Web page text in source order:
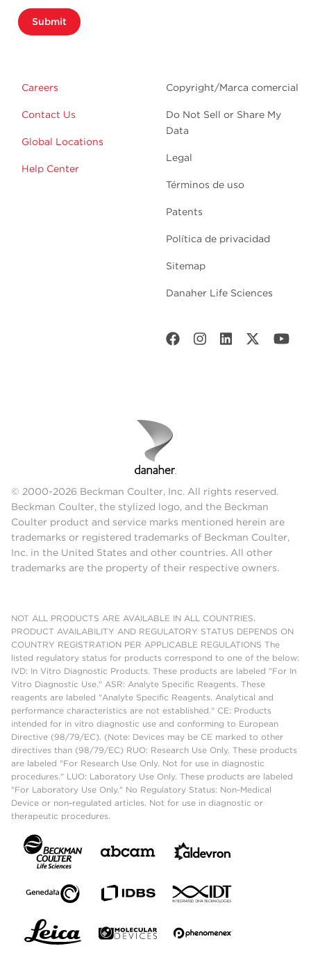
Submit
Careers
Contact Us
Global Locations
Help Center
Copyright/Marca comercial
Do Not Sell or Share My
Data
Legal
Términos de uso
Patents
Política de privacidad
Sitemap
Danaher Life Sciences
© 2000-2026 Beckman Coulter, Inc. All rights reserved.
Beckman Coulter, the stylized logo, and the Beckman
Coulter product and service marks mentioned herein are
trademarks or registered trademarks of Beckman Coulter,
Inc. in the United States and other countries. All other
trademarks are the property of their respective owners.
NOT ALL PRODUCTS ARE AVAILABLE IN ALL COUNTRIES.
PRODUCT AVAILABILITY AND REGULATORY STATUS DEPENDS ON
COUNTRY REGISTRATION PER APPLICABLE REGULATIONS The
listed regulatory status for products correspond to one of the below:
IVD: In Vitro Diagnostic Products. These products are labeled "For In
Vitro Diagnostic Use." ASR: Analyte Specific Reagents. These
reagents are labeled "Analyte Specific Reagents. Analytical and
performance characteristics are not established." CE: Products
intended for in vitro diagnostic use and conforming to European
Directive (98/79/EC). (Note: Devices may be CE marked to other
directives than (98/79/EC) RUO: Research Use Only. These products
are labeled "For Research Use Only. Not for use in diagnostic
procedures." LUO: Laboratory Use Only. These products are labeled
"For Laboratory Use Only." No Regulatory Status: Non-Medical
Device or non-regulated articles. Not for use in diagnostic or
therapeutic procedures.